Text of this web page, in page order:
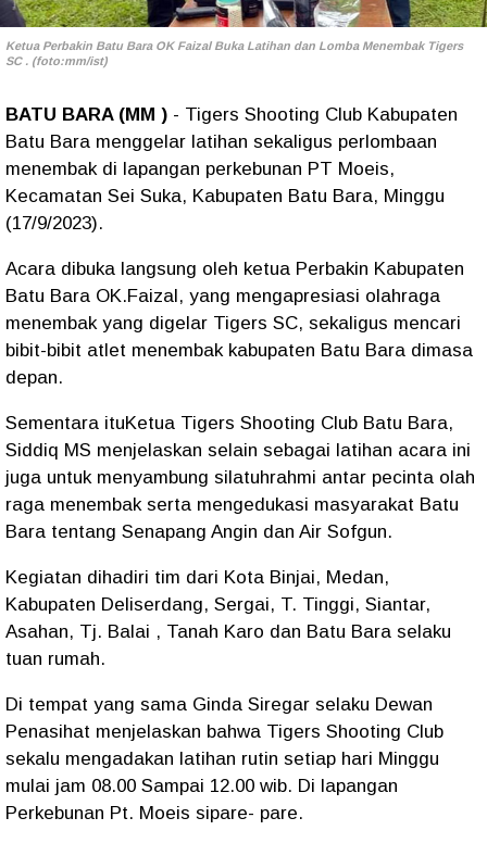
Ketua Perbakin Batu Bara OK Faizal Buka Latihan dan Lomba Menembak Tigers
SC . (foto:mm/ist)
BATU BARA (MM ) - Tigers Shooting Club Kabupaten
Batu Bara menggelar latihan sekaligus perlombaan
menembak di lapangan perkebunan PT Moeis,
Kecamatan Sei Suka, Kabupaten Batu Bara, Minggu
(17/9/2023).
Acara dibuka langsung oleh ketua Perbakin Kabupaten
Batu Bara OK.Faizal, yang mengapresiasi olahraga
menembak yang digelar Tigers SC, sekaligus mencari
bibit-bibit atlet menembak kabupaten Batu Bara dimasa
depan.
Sementara ituKetua Tigers Shooting Club Batu Bara,
Siddiq MS menjelaskan selain sebagai latihan acara ini
juga untuk menyambung silatuhrahmi antar pecinta olah
raga menembak serta mengedukasi masyarakat Batu
Bara tentang Senapang Angin dan Air Sofgun.
Kegiatan dihadiri tim dari Kota Binjai, Medan,
Kabupaten Deliserdang, Sergai, T. Tinggi, Siantar,
Asahan, Tj. Balai , Tanah Karo dan Batu Bara selaku
tuan rumah.
Di tempat yang sama Ginda Siregar selaku Dewan
Penasihat menjelaskan bahwa Tigers Shooting Club
sekalu mengadakan latihan rutin setiap hari Minggu
mulai jam 08.00 Sampai 12.00 wib. Di lapangan
Perkebunan Pt. Moeis sipare- pare.